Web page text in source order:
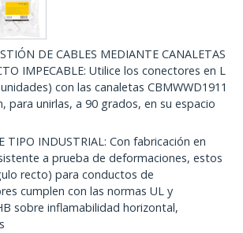
DE CABLES MEDIANTE CANALETAS
IMPECABLE: Utilice los conectores en L
con las canaletas CBMWWD1911
para unirlas, a 90 grados, en su espacio
TIPO INDUSTRIAL: Con fabricación en
a prueba de deformaciones, estos
recto) para conductos de
cumplen con las normas UL y
sobre inflamabilidad horizontal,